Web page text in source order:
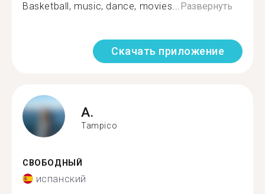
Basketball, music, dance, movies...Развернуть
Скачать приложение
A.
Tampico
СВОБОДНЫЙ
испанский